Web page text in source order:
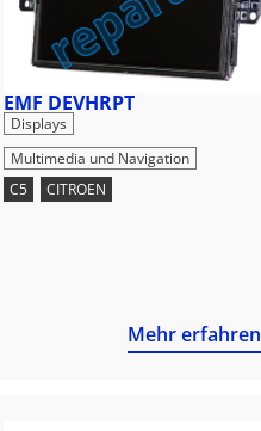
EMF DEVHRPT
Displays
Multimedia und Navigation
C5
CITROEN
Mehr erfahren